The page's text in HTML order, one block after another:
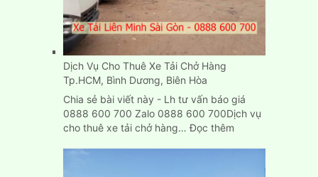
nhà
ở
đâu
TPHCM?
Dịch Vụ Cho Thuê Xe Tải Chở Hàng
Tp.HCM, Bình Dương, Biên Hòa
Chia sẻ bài viết này - Lh tư vấn báo giá
0888 600 700 Zalo 0888 600 700Dịch vụ
cho thuê xe tải chở hàng…Đọc thêm: